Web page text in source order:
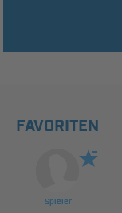
FAVORITEN
Spieler